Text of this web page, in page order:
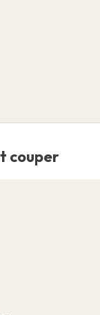
couper